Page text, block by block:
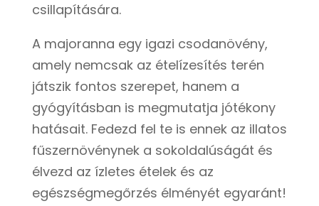
csillapítására.
A majoranna egy igazi csodanövény,
amely nemcsak az ételízesítés terén
játszik fontos szerepet, hanem a
gyógyításban is megmutatja jótékony
hatásait. Fedezd fel te is ennek az illatos
fűszernövénynek a sokoldalúságát és
élvezd az ízletes ételek és az
egészségmegőrzés élményét egyaránt!